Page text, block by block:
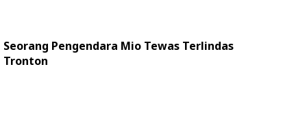
Seorang Pengendara Mio Tewas Terlindas
Tronton